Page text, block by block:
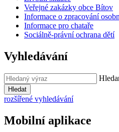
Veřejné zakázky obce Bítov
Informace o zpracování
Informace pro chataře
Sociálně-právní ochrana dětí
Vyhledávání
Hledat
rozšířené vyhledávání
Mobilní aplikace